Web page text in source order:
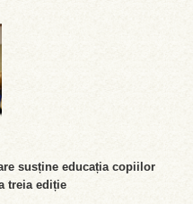
susține educația copiilor
treia ediție